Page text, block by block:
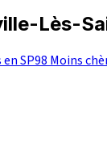
Lès-
SP98 Moins